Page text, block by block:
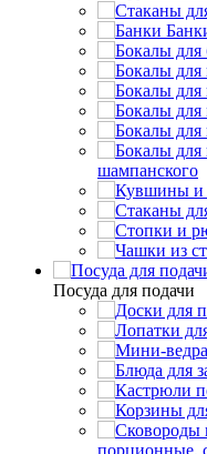
шампанского
Посуда для подачи
порционные,